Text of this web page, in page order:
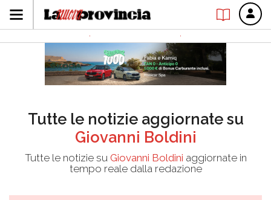
Tutte le notizie aggiornate su
Giovanni Boldini
Tutte le notizie su Giovanni Boldini aggiornate in
tempo reale dalla redazione